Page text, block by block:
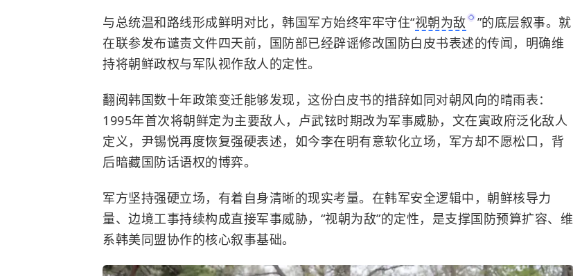
与总统温和路线形成鲜明对比，韩国军方始终牢牢守住“视朝为敌
”的底层叙事。就
在联参发布谴责文件四天前，国防部已经辟谣修改国防白皮书表述的传闻，明确维
持将朝鲜政权与军队视作敌人的定性。
翻阅韩国数十年政策变迁能够发现，这份白皮书的措辞如同对朝风向的晴雨表：
1995年首次将朝鲜定为主要敌人，卢武铉时期改为军事威胁，文在寅政府泛化敌人
定义，尹锡悦再度恢复强硬表述，如今李在明有意软化立场，军方却不愿松口，背
后暗藏国防话语权的博弈。
军方坚持强硬立场，有着自身清晰的现实考量。在韩军安全逻辑中，朝鲜核导力
量、边境工事持续构成直接军事威胁，“视朝为敌”的定性，是支撑国防预算扩容、维
系韩美同盟协作的核心叙事基础。